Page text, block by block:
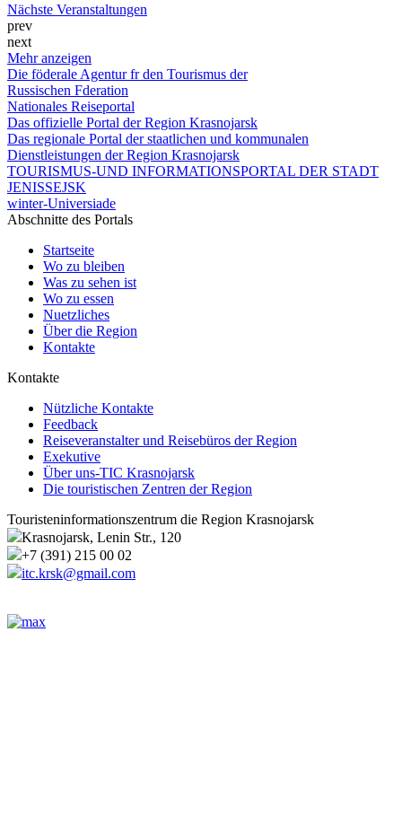
Nächste Veranstaltungen
prev
next
Mehr anzeigen
Die föderale Agentur fr den Tourismus der
Russischen Fderation
Nationales Reiseportal
Das offizielle Portal der Region Krasnojarsk
Das regionale Portal der staatlichen und kommunalen
Dienstleistungen der Region Krasnojarsk
TOURISMUS-UND INFORMATIONSPORTAL DER STADT
JENISSEJSK
winter-Universiade
Abschnitte des Portals
Startseite
Wo zu bleiben
Was zu sehen ist
Wo zu essen
Nuetzliches
Über die Region
Kontakte
Kontakte
Nützliche Kontakte
Feedback
Reiseveranstalter und Reisebüros der Region
Exekutive
Über uns-TIC Krasnojarsk
Die touristischen Zentren der Region
Touristeninformationszentrum die Region Krasnojarsk
Krasnojarsk, Lenin Str., 120
+7 (391) 215 00 02
itc.krsk@gmail.com